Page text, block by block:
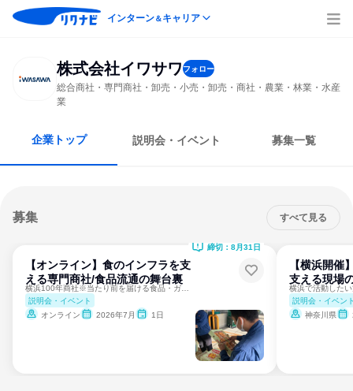
インターン＆キャリア
株式会社イワサワフォロー
総合商社・専門商社・卸売・小売・卸売・商社・農業・林業・水産
業
企業トップ 説明会・イベント 募集一覧
募集 すべて見る
【オンライン】食のインフラを支
える専門商社/食品流通の舞台裏
説明会・イベント
オンライン
2026年7月 1日
締切：8月31日
【横浜開催
支える現場
説明会・イベン
神奈川県